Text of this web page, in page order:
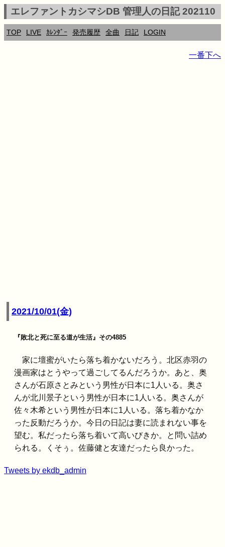
エレファントカシマシDB 管理人の日記 202110
TOP LIVE ｶﾚﾝﾀﾞｰ 発売履歴 全曲 日記 LOGIN
一番下へ
2021/10/01(金)
『敗北と死に至る道が生活』その4885
家に壇蜜がいたら落ち着かないだろう。北区赤羽の
漫画家はとうやって過ごしてるんだろうか。あと、奥
さんが石原さとみという男性が日本に1人いる。奥さ
んが北川景子という男性が日本に1人いる。奥さんが
佐々木希という男性が日本に1人いる。落ち着かなか
った反動だろうか。今日の日記は妻に読まれない事を
望む。私だったら落ち着いて高いびきか。と問い詰め
られる。くそぅ。佐藤健と友達だったら良かった。
Tweets by ekdb_admin